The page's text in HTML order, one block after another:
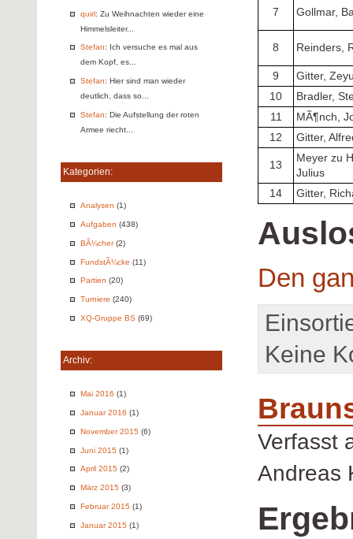
quirl: Zu Weihnachten wieder eine
Himmelsleiter...
Stefan: Ich versuche es mal aus
dem Kopf, es...
Stefan: Hier sind man wieder
deutlich, dass so...
Stefan: Die Aufstellung der roten
Armee riecht...
Kategorien:
Analysen (1)
Aufgaben (438)
BÃ¼cher(2)
FundstÃ¼cke (11)
Partien (20)
Turniere (240)
XQ-Gruppe BS (69)
Archiv:
Mai 2016 (1)
Januar 2016 (1)
November 2015 (6)
Juni 2015 (1)
April 2015 (2)
März 2015 (3)
Februar 2015 (1)
Januar 2015 (1)
7 Gollmar,
8 Reinders,
9
Gitter,
10
Bradler,
11
MÃ¶nch,
12
Gitter,
13
Meyer zu
Julius
14
Gitter,
Den
Keine
Verfasst
Andreas